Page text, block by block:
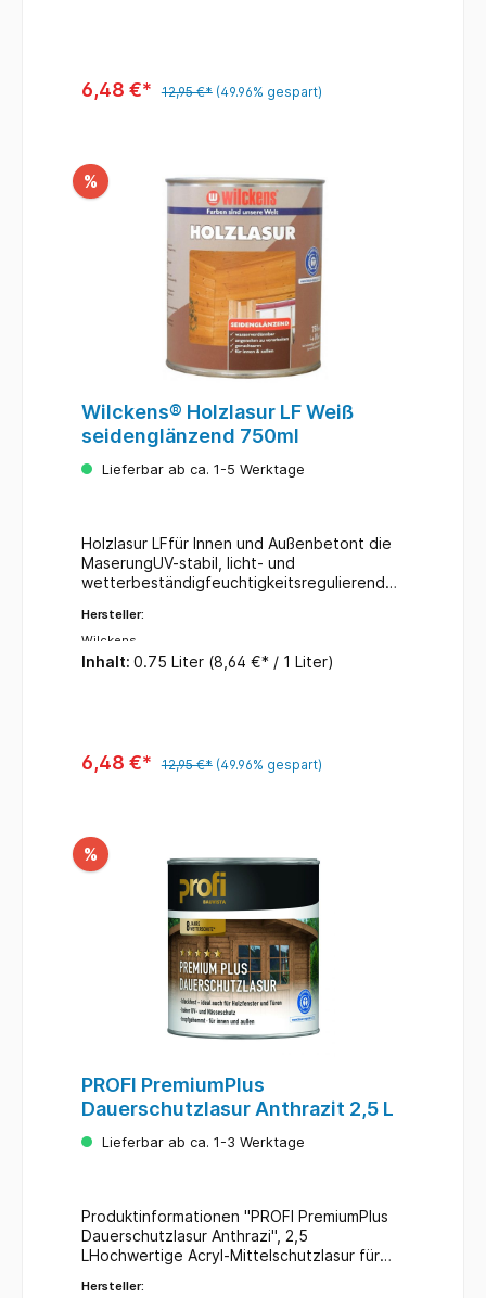
6,48 €* 12,95 €* (49.96% gespart)
%
Wilckens® Holzlasur LF Weiß
seidenglänzend 750ml
Lieferbar ab ca. 1-5 Werktage
Holzlasur LFfür Innen und Außenbetont die
MaserungUV-stabil, licht- und
wetterbeständigfeuchtigkeitsregulierendde
Abblättern des AnstrichesFarbe: weißInhalt:
750 ml
Hersteller:
Wilckens
Inhalt: 0.75 Liter (8,64 €* / 1 Liter)
6,48 €* 12,95 €* (49.96% gespart)
%
PROFI PremiumPlus
Dauerschutzlasur Anthrazit 2,5 L
Lieferbar ab ca. 1-3 Werktage
Produktinformationen "PROFI PremiumPlus
Dauerschutzlasur Anthrazi", 2,5
LHochwertige Acryl-Mittelschutzlasur für
Hersteller: